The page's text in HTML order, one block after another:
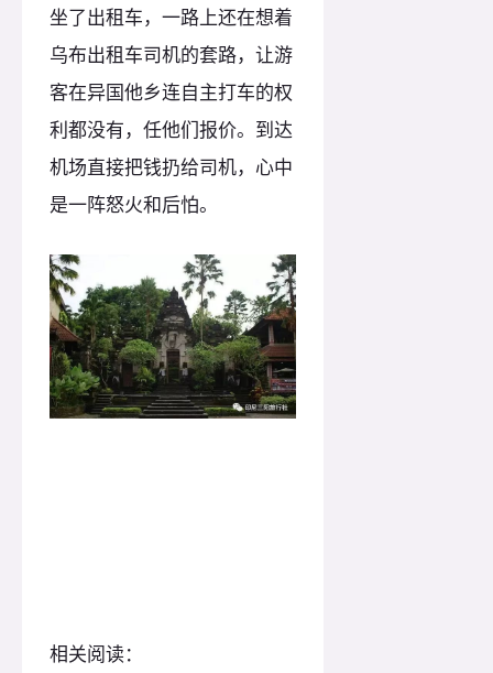
坐了出租车，一路上还在想着
乌布出租车司机的套路，让游
客在异国他乡连自主打车的权
利都没有，任他们报价。到达
机场直接把钱扔给司机，心中
是一阵怒火和后怕。
相关阅读：